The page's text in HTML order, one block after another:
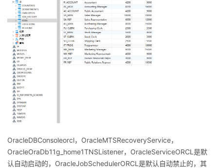
OracleDBConsoleorcl，OracleMTSRecoveryService，
OracleOraDb11g_home1TNSListener，OracleServiceORCL是默
认自动启动的，OracleJobSchedulerORCL是默认自动禁止的，其